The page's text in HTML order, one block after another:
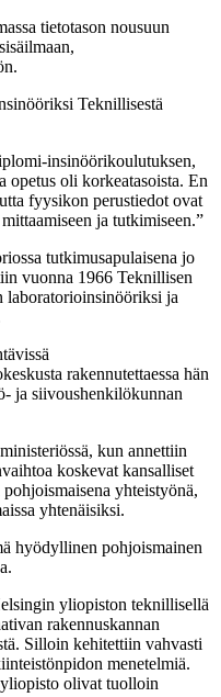
tietotason nousuun
Teknillisestä
insinöörikoulutuksen,
opetus oli korkeatasoista. En
fyysikon perustiedot ovat
ja tutkimiseen.”
tutkimusapulaisena jo
vuonna 1966 Teknillisen
ja
rakennutettaessa hän
ja siivoushenkilökunnan
kun annettiin
koskevat kansalliset
yhteistyönä,
yhtenäisiksi.
hyödyllinen pohjoismainen
yliopiston teknillisellä
rakennuskannan
Silloin kehitettiin vahvasti
menetelmiä.
olivat tuolloin